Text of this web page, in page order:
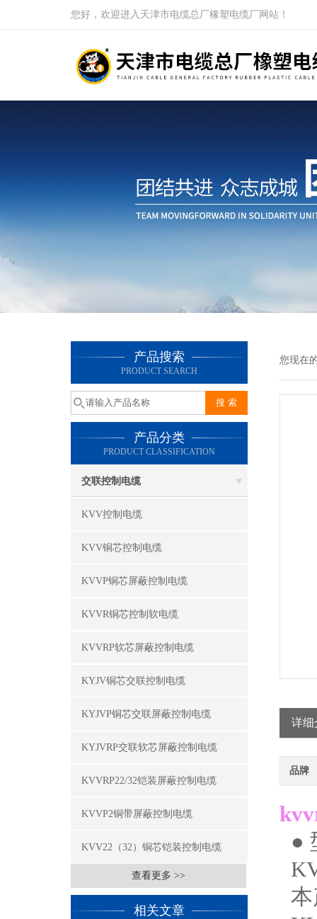
您好，欢迎进入天津市电缆总厂橡塑电缆厂网站！
产品搜索
PRODUCT SEARCH
产品分类
PRODUCT CLASSIFICATION
交联控制电缆
KVV控制电缆
KVV铜芯控制电缆
KVVP铜芯屏蔽控制电缆
KVVR铜芯控制软电缆
KVVRP软芯屏蔽控制电缆
KYJV铜芯交联控制电缆
KYJVP铜芯交联屏蔽控制电缆
KYJVRP交联软芯屏蔽控制电缆
KVVRP22/32铠装屏蔽控制电缆
KVVP2铜带屏蔽控制电缆
KVV22（32）铜芯铠装控制电缆
查看更多 >>
相关文章
您现在
详细
品牌
●